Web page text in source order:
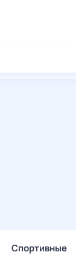
Спортивные